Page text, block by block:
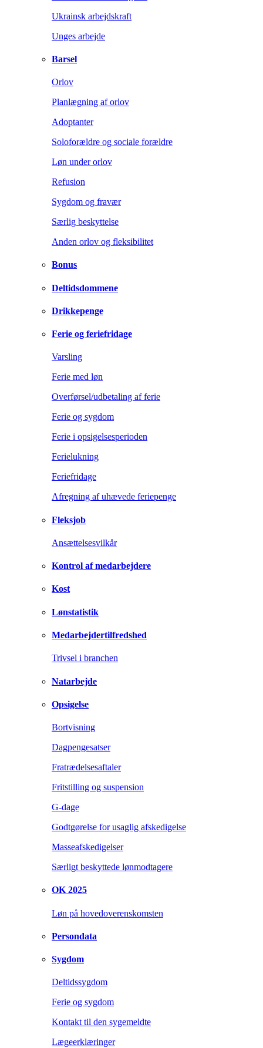
Ukrainsk arbejdskraft
Unges arbejde
Barsel
Orlov
Planlægning af orlov
Adoptanter
Soloforældre og sociale forældre
Løn under orlov
Refusion
Sygdom og fravær
Særlig beskyttelse
Anden orlov og fleksibilitet
Bonus
Deltidsdommene
Drikkepenge
Ferie og feriefridage
Varsling
Ferie med løn
Overførsel/udbetaling af ferie
Ferie og sygdom
Ferie i opsigelsesperioden
Ferielukning
Feriefridage
Afregning af uhævede feriepenge
Fleksjob
Ansættelsesvilkår
Kontrol af medarbejdere
Kost
Lønstatistik
Medarbejdertilfredshed
Trivsel i branchen
Natarbejde
Opsigelse
Bortvisning
Dagpengesatser
Fratrædelsesaftaler
Fritstilling og suspension
G-dage
Godtgørelse for usaglig afskedigelse
Masseafskedigelser
Særligt beskyttede lønmodtagere
OK 2025
Løn på hovedoverenskomsten
Persondata
Sygdom
Deltidssygdom
Ferie og sygdom
Kontakt til den sygemeldte
Lægeerklæringer